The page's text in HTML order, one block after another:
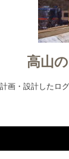
高山
計画・設計したロ